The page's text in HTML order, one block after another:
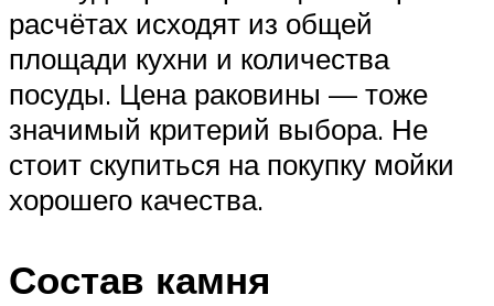
расчётах исходят из общей
площади кухни и количества
посуды. Цена раковины — тоже
значимый критерий выбора. Не
стоит скупиться на покупку мойки
хорошего качества.
Состав камня